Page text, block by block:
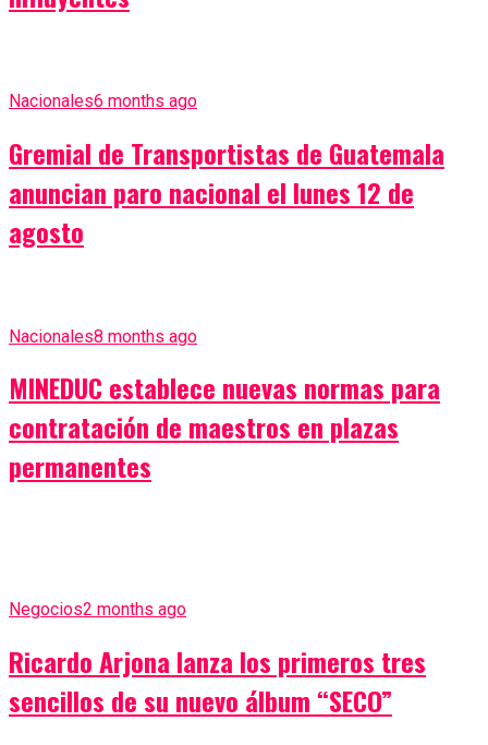
Nacionales6 months ago
Gremial de Transportistas de Guatemala
anuncian paro nacional el lunes 12 de
agosto
Nacionales8 months ago
MINEDUC establece nuevas normas para
contratación de maestros en plazas
permanentes
Negocios2 months ago
Ricardo Arjona lanza los primeros tres
sencillos de su nuevo álbum “SECO”